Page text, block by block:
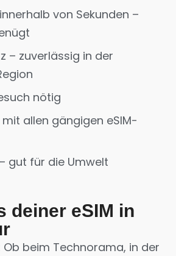
von Sekunden –
– zuverlässig in der
nötig
allen gängigen eSIM-
gut für die Umwelt
deiner eSIM in
Ob beim Technorama, in der